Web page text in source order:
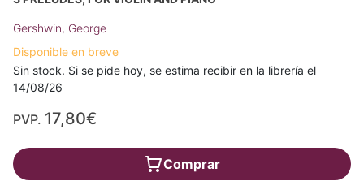
Gershwin, George
Disponible en breve
Sin stock. Si se pide hoy, se estima recibir en la librería el
14/08/26
PVP. 17,80€
Comprar